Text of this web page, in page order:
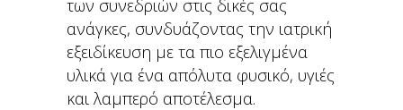
των συνεδριών στις δικές σας
ανάγκες, συνδυάζοντας την ιατρική
εξειδίκευση με τα πιο εξελιγμένα
υλικά για ένα απόλυτα φυσικό, υγιές
και λαμπερό αποτέλεσμα.